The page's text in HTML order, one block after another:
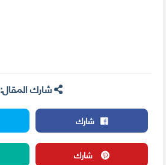
شارك المقال:
شارك
شارك